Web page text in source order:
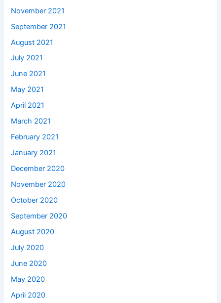
November 2021
September 2021
August 2021
July 2021
June 2021
May 2021
April 2021
March 2021
February 2021
January 2021
December 2020
November 2020
October 2020
September 2020
August 2020
July 2020
June 2020
May 2020
April 2020